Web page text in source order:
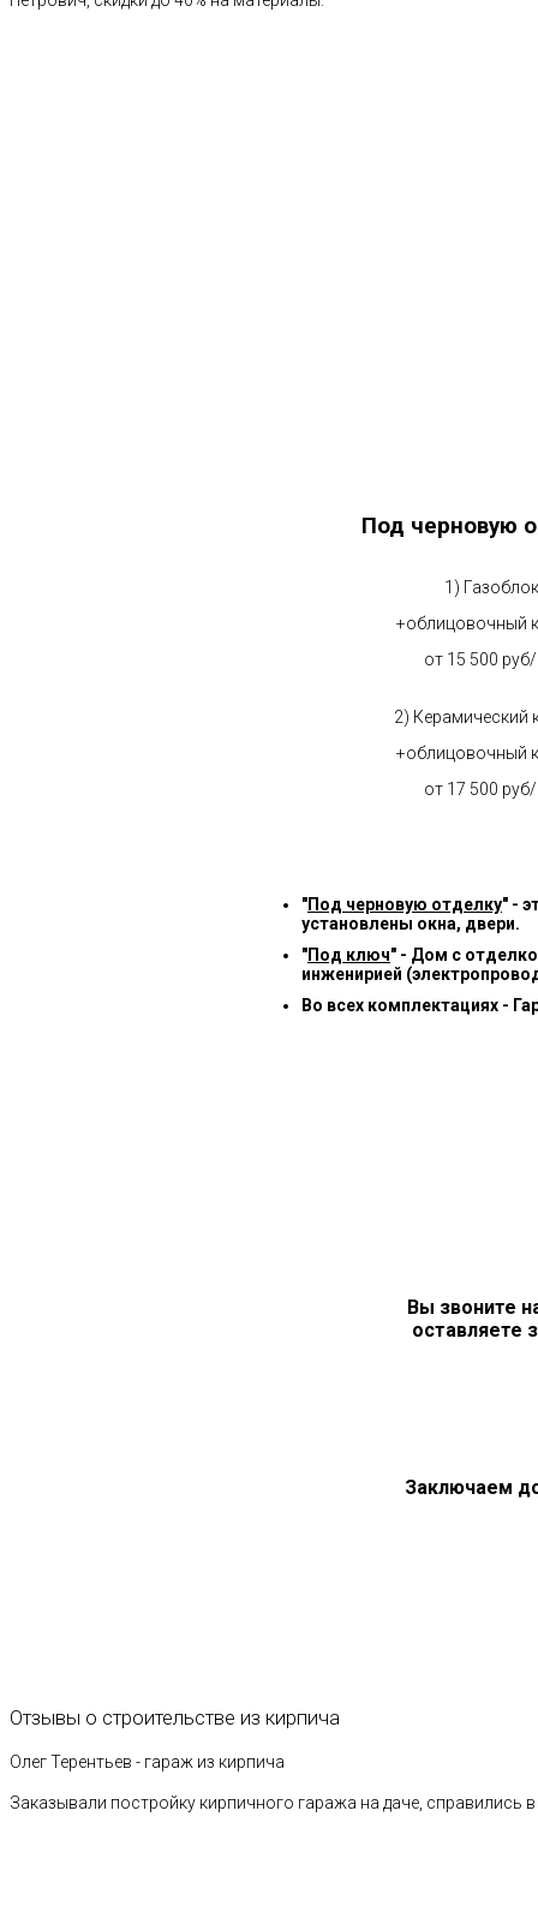
Под черновую
1) Газоблок
+облицовочный
от 15 500
2) Керамический
+облицовочный
от 17 500
"Под черновую отделку" -
установлены окна, двери.
"Под ключ" - Дом с
инженирией
Во всех комплектациях -
Вы звоните
оставляете
Заключаем
Отзывы о строительстве из кирпича
Олег Терентьев - гараж из кирпича
Заказывали постройку кирпичного гаража на даче, справились